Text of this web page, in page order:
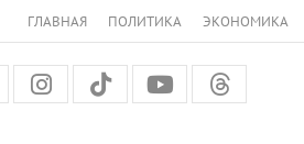
ГЛАВНАЯ ПОЛИТИКА ЭКОНОМИКА